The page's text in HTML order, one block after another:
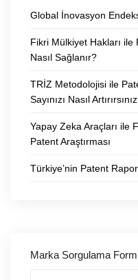
Global İnovasyon
Fikri Mülkiyet Hakları ile
Nasıl Sağlanır?
TRİZ Metodolojisi ile
Sayınızı Nasıl
Yapay Zeka Araçları ile
Patent Araştırması
Türkiye’nin Patent
Marka Sorgulama